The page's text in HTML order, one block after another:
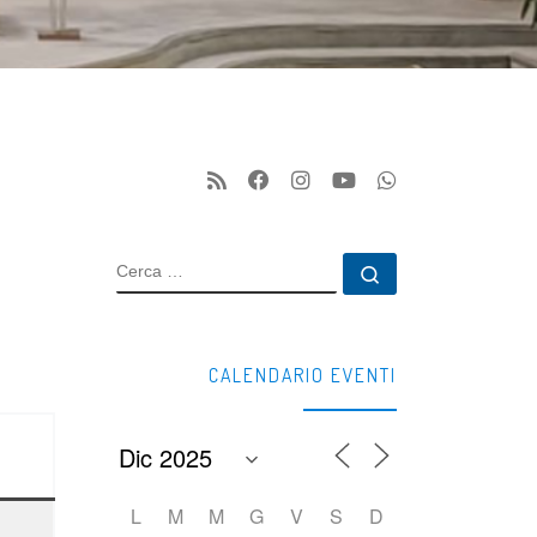
CERCA
CALENDARIO EVENTI
L M M G V S D